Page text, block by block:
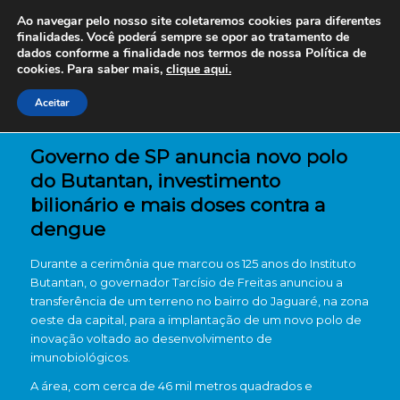
Governo de SP anuncia novo polo
do Butantan, investimento
bilionário e mais doses contra a
dengue
Durante a cerimônia que marcou os 125 anos do Instituto
Butantan , o governadorTarcísio de Freitasanunciou a
transferência de um terreno no bairro do Jaguaré, na zona
oeste da capital, para a implantação de um novo polo de
inovação voltado ao desenvolvimento de
imunobiológicos.
A área, com cerca de 46 mil metros quadrados e
Ao navegar pelo nosso site coletaremos cookies para diferentes
finalidades. Você poderá sempre se opor ao tratamento de
dados conforme a finalidade nos termos de nossa Política de
cookies. Para saber mais, clique aqui.
Aceitar